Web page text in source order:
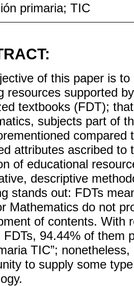
primaria; TIC
of this paper is
resources supported
textbooks (FDT);
subjects part of
compared
attributes ascribed to
of educational
descriptive
stands out: FDTs
Mathematics do not
of contents. With
FDTs, 94.44% of them
TIC”;
to supply some